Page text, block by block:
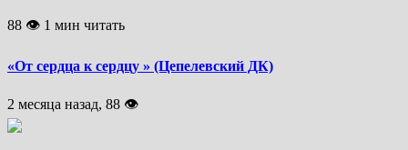
88 👁 1 мин читать
«От сердца к сердцу » (Цепелевский ДК)
2 месяца назад, 88 👁